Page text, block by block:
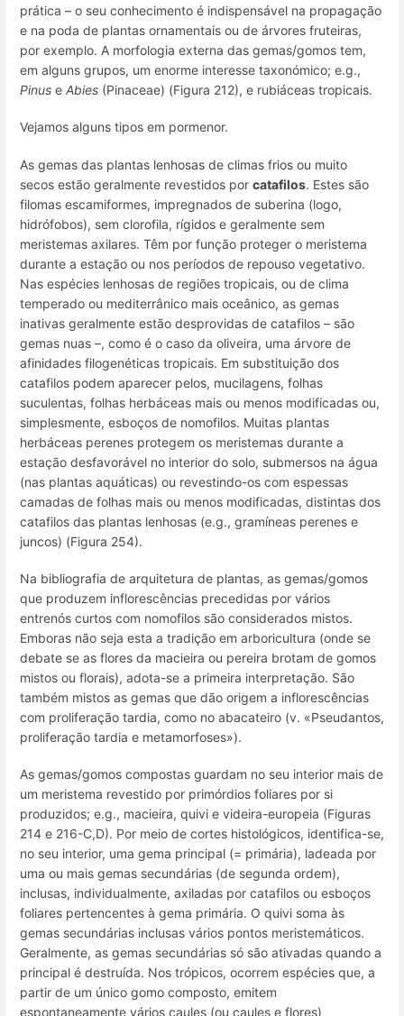
prática – o seu conhecimento é indispensável na propagação
e na poda de plantas ornamentais ou de árvores fruteiras,
por exemplo. A morfologia externa das gemas/gomos tem,
em alguns grupos, um enorme interesse taxonómico; e.g.,
Pinus e Abies (Pinaceae) (Figura 212), e rubiáceas tropicais.
Vejamos alguns tipos em pormenor.
As gemas das plantas lenhosas de climas frios ou muito
secos estão geralmente revestidos por catafilos. Estes são
filomas escamiformes, impregnados de suberina (logo,
hidrófobos), sem clorofila, rígidos e geralmente sem
meristemas axilares. Têm por função proteger o meristema
durante a estação ou nos períodos de repouso vegetativo.
Nas espécies lenhosas de regiões tropicais, ou de clima
temperado ou mediterrânico mais oceânico, as gemas
inativas geralmente estão desprovidas de catafilos – são
gemas nuas –, como é o caso da oliveira, uma árvore de
afinidades filogenéticas tropicais. Em substituição dos
catafilos podem aparecer pelos, mucilagens, folhas
suculentas, folhas herbáceas mais ou menos modificadas ou,
simplesmente, esboços de nomofilos. Muitas plantas
herbáceas perenes protegem os meristemas durante a
estação desfavorável no interior do solo, submersos na água
(nas plantas aquáticas) ou revestindo-os com espessas
camadas de folhas mais ou menos modificadas, distintas dos
catafilos das plantas lenhosas (e.g., gramíneas perenes e
juncos) (Figura 254).
Na bibliografia de arquitetura de plantas, as gemas/gomos
que produzem inflorescências precedidas por vários
entrenós curtos com nomofilos são considerados mistos.
Emboras não seja esta a tradição em arboricultura (onde se
debate se as flores da macieira ou pereira brotam de gomos
mistos ou florais), adota-se a primeira interpretação. São
também mistos as gemas que dão origem a inflorescências
com proliferação tardia, como no abacateiro (v. «Pseudantos,
proliferação tardia e metamorfoses»).
As gemas/gomos compostas guardam no seu interior mais de
um meristema revestido por primórdios foliares por si
produzidos; e.g., macieira, quivi e videira-europeia (Figuras
214 e 216-C,D). Por meio de cortes histológicos, identifica-se,
no seu interior, uma gema principal (= primária), ladeada por
uma ou mais gemas secundárias (de segunda ordem),
inclusas, individualmente, axiladas por catafilos ou esboços
foliares pertencentes à gema primária. O quivi soma às
gemas secundárias inclusas vários pontos meristemáticos.
Geralmente, as gemas secundárias só são ativadas quando a
principal é destruída. Nos trópicos, ocorrem espécies que, a
partir de um único gomo composto, emitem
espontaneamente vários caules (ou caules e flores)